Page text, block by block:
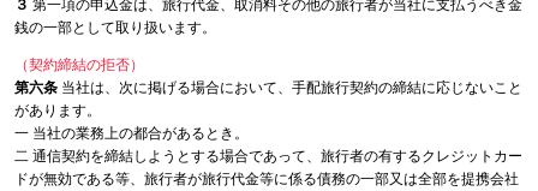
３ 第一項の申込金は、旅行代金、取消料その他の旅行者が当社に支払うべき金
銭の一部として取り扱います。
（契約締結の拒否）
第六条 当社は、次に掲げる場合において、手配旅行契約の締結に応じないこと
があります。
一 当社の業務上の都合があるとき。
二 通信契約を締結しようとする場合であって、旅行者の有するクレジットカー
ドが無効である等、旅行者が旅行代金等に係る債務の一部又は全部を提携会社